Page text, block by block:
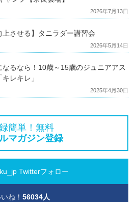
2026年7月13日
上させる】タニラダー講習会
2026年5月14日
るなら！10歳～15歳のジュニアアス
レキレ」
2025年4月30日
簡単！無料
マガジン登録
Twitterフォロー
ね！ 56034人